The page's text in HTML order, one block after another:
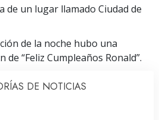
de un lugar llamado Ciudad de
de la noche hubo una
“Feliz Cumpleaños Ronald”.
DE NOTICIAS